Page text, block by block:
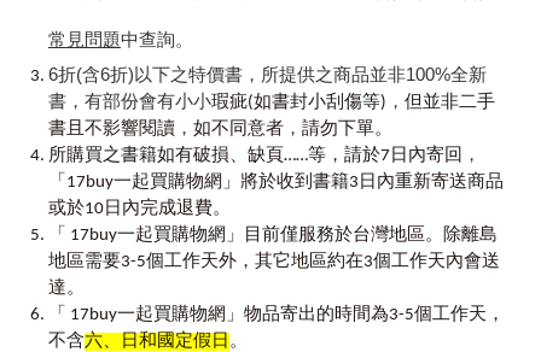
害怕開口說日文！
現在就背起行囊，一個人用日文到日本冒險吧！
退房
交通
搭火車
搭地鐵
搭公車
搭計程車
步行
問路
常見交通標誌
飲食
餐廳
會說，會話唸不出來，看圖片用手指，旅行中也可以與日本
其實我是很鼓勵大家不必顧慮語言問題，也能到日本走
走看看的，反而有另一種樂趣也說不定。一個人不必侷限於
旅行社的行程時間，也不必妥協到不想去的地方逛，用自己
的步調，體驗屬於自己的旅行，希望大家都能在日本製造愉
快的回憶，別忘了多拍些美麗的景色，留個紀念喔。
2012.05
常見問題中查詢。
6折(含6折)以下之特價書，所提供之商品並非100%全新
書，有部份會有小小瑕疵(如書封小刮傷等) ， 但並非二手
書且不影響閱讀 ， 如不同意者 ， 請勿下單。
所購買之書籍如有破損、缺頁……等，請於7日內寄回 ，
「17buy一起買購物網」將於收到書籍3日內重新寄送商品
或於10日內完成退費。
「 17buy一起買購物網」目前僅服務於台灣地區。除離島
地區需要3-5個工作天外，其它地區約在3個工作天內會送
達。
「 17buy一起買購物網」物品寄出的時間為3-5個工作天，
不含六、日和國定假日 。